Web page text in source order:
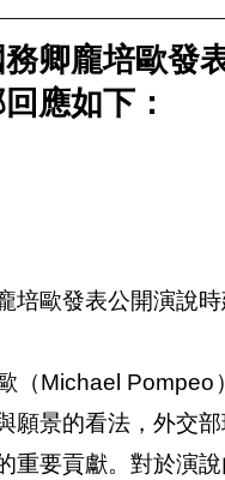
卿龐培歐發
應如下：
培歐發表公開演說
（Michael
願景的看法，外交
重要貢獻。對於演